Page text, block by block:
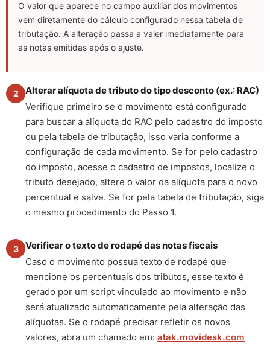
O valor que aparece no campo auxiliar dos movimentos
vem diretamente do cálculo configurado nessa tabela de
tributação. A alteração passa a valer imediatamente para
as notas emitidas após o ajuste.
2
Alterar alíquota de tributo do tipo desconto (ex.: RAC)
Verifique primeiro se o movimento está configurado
para buscar a alíquota do RAC pelo cadastro do imposto
ou pela tabela de tributação, isso varia conforme a
configuração de cada movimento. Se for pelo cadastro
do imposto, acesse o cadastro de impostos, localize o
tributo desejado, altere o valor da alíquota para o novo
percentual e salve. Se for pela tabela de tributação, siga
o mesmo procedimento do Passo 1.
3
Verificar o texto de rodapé das notas fiscais
Caso o movimento possua texto de rodapé que
mencione os percentuais dos tributos, esse texto é
gerado por um script vinculado ao movimento e não
será atualizado automaticamente pela alteração das
alíquotas. Se o rodapé precisar refletir os novos
valores, abra um chamado em: atak.movidesk.com